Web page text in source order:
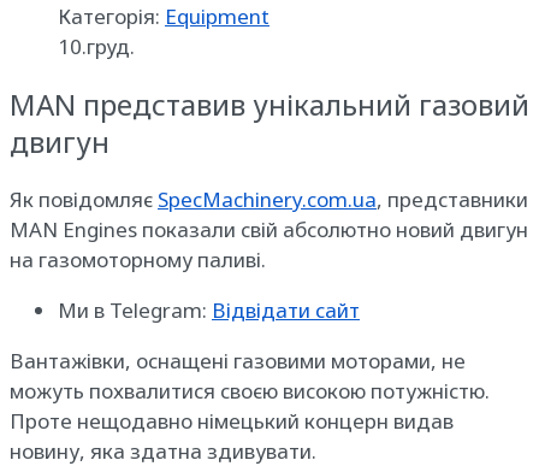
Категорія: Equipment
10.груд.
MAN представив унікальний газовий
двигун
Як повідомляє SpecMachinery.com.ua, представники
MAN Engines показали свій абсолютно новий двигун
на газомоторному паливі.
Ми в Telegram: Відвідати сайт
Вантажівки, оснащені газовими моторами, не
можуть похвалитися своєю високою потужністю.
Проте нещодавно німецький концерн видав
новину, яка здатна здивувати.